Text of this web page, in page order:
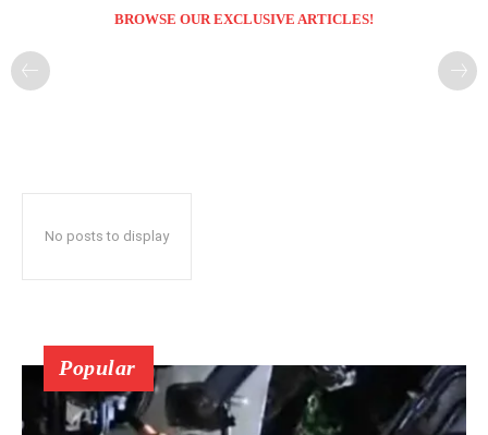
BROWSE OUR EXCLUSIVE ARTICLES!
No posts to display
Popular